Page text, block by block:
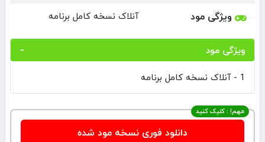
ویژگی مود آنلاک نسخه کامل برنامه
ویژگی مود
1 - آنلاک نسخه کامل برنامه
مهم! : کلیک کنید
دانلود فوری نسخه مود شده